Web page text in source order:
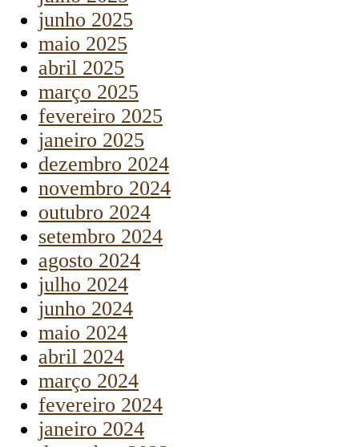
junho 2025
maio 2025
abril 2025
março 2025
fevereiro 2025
janeiro 2025
dezembro 2024
novembro 2024
outubro 2024
setembro 2024
agosto 2024
julho 2024
junho 2024
maio 2024
abril 2024
março 2024
fevereiro 2024
janeiro 2024